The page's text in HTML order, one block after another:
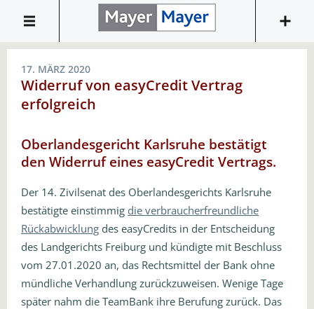
17. MÄRZ 2020
Widerruf von easyCredit Vertrag
erfolgreich
Oberlandesgericht Karlsruhe bestätigt
den Widerruf eines easyCredit Vertrags.
Der 14. Zivilsenat des Oberlandesgerichts Karlsruhe
bestätigte einstimmig die verbraucherfreundliche
Rückabwicklung des easyCredits in der Entscheidung
des Landgerichts Freiburg und kündigte mit Beschluss
vom 27.01.2020 an, das Rechtsmittel der Bank ohne
mündliche Verhandlung zurückzuweisen. Wenige Tage
später nahm die TeamBank ihre Berufung zurück. Das